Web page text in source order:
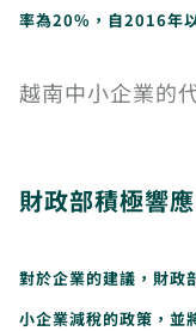
率為20%，自2016年
越南中小企業的
財政部積極響
對於企業的建議，財政
小企業減稅的政策，並